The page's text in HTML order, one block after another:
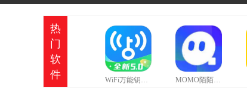
热
门
软
件
WiFi万能钥匙官方正版 MOMO陌陌官网版